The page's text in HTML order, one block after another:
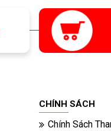
CHÍNH SÁCH
Chính Sách